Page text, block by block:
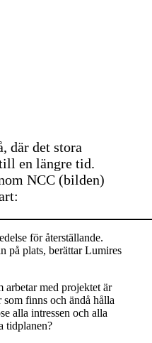
där det stora
en längre tid.
NCC (bilden)
för återställande.
på plats, berättar Lumires
arbetar med projektet är
finns och ändå hålla
alla intressen och alla
tidplanen?